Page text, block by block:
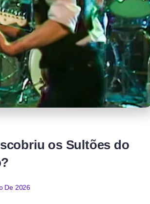
os Sultões do
De 2026